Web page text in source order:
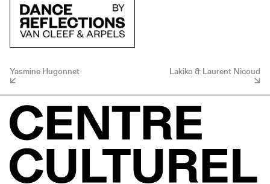
Yasmine Hugonnet Lakiko & Laurent Nicoud